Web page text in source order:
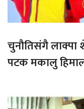
चुनौतिसंगै लाक्पा
पटक मकालु